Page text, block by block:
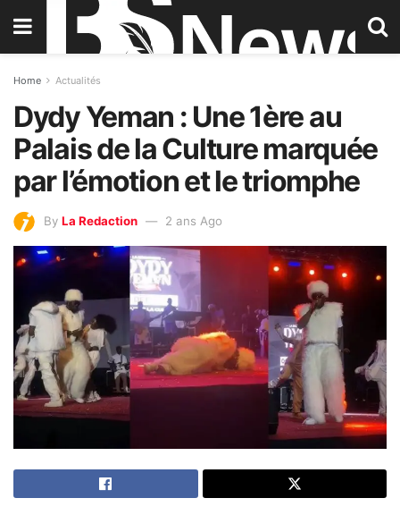
Home Actualités
Dydy Yeman : Une 1ère au
Palais de la Culture marquée
par l’émotion et le triomphe
By La Redaction 2 ans Ago